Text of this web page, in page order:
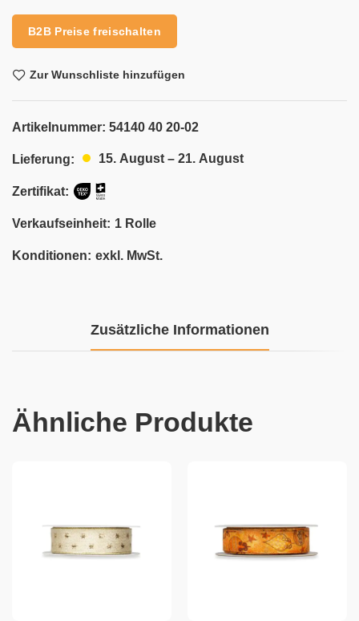
B2B Preise freischalten
Zur Wunschliste hinzufügen
Artikelnummer: 54140 40 20-02
Lieferung: 15. August – 21. August
Zertifikat:
Verkaufseinheit: 1 Rolle
Konditionen: exkl. MwSt.
Zusätzliche Informationen
Ähnliche Produkte